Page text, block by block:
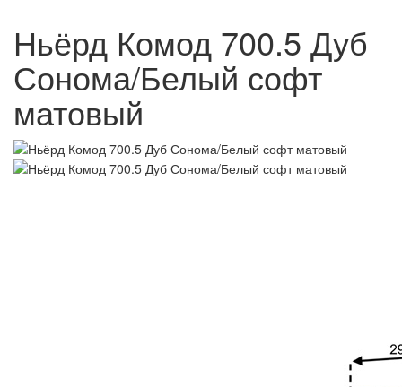
Ньёрд Комод 700.5 Дуб
Сонома/Белый софт
матовый